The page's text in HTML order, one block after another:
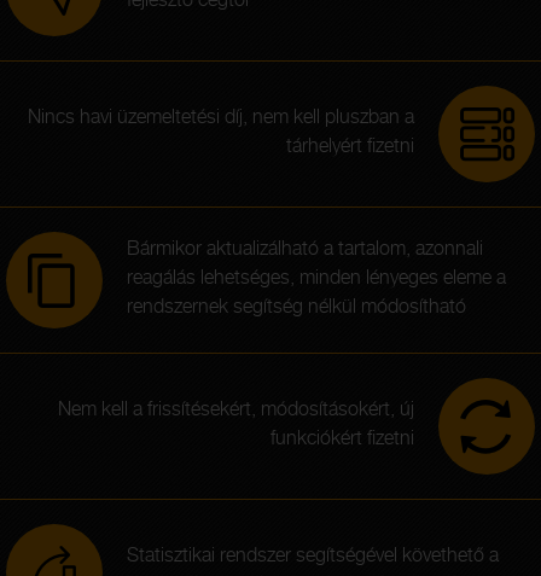
Nincs havi üzemeltetési díj, nem kell pluszban a
tárhelyért fizetni
Bármikor aktualizálható a tartalom, azonnali
reagálás lehetséges, minden lényeges eleme a
rendszernek segítség nélkül módosítható
Nem kell a frissítésekért, módosításokért, új
funkciókért fizetni
Statisztikai rendszer segítségével követhető a